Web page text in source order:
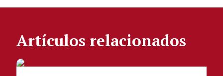
Artículos relacionados